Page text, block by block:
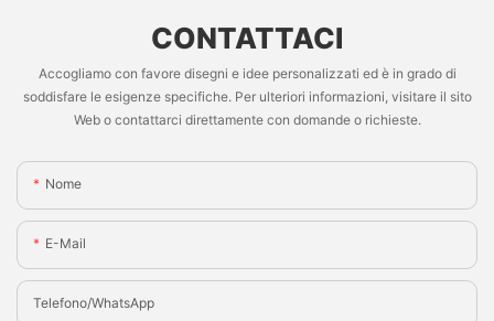
CONTATTACI
Accogliamo con favore disegni e idee personalizzati ed è in grado di
soddisfare le esigenze specifiche. Per ulteriori informazioni, visitare il sito
Web o contattarci direttamente con domande o richieste.
Nome
E-Mail
Telefono/WhatsApp